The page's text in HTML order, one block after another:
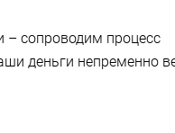
– сопроводим процесс
деньги непременно